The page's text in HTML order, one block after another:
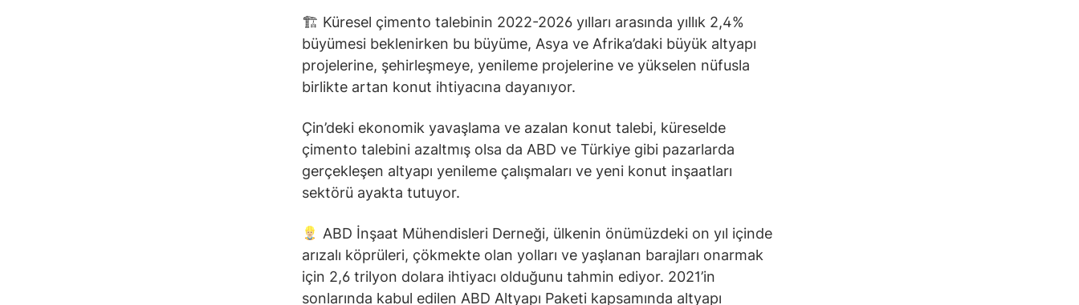
🏗 Küresel çimento talebinin 2022-2026 yılları arasında yıllık 2,4%
büyümesi beklenirken bu büyüme, Asya ve Afrika’daki büyük altyapı
projelerine, şehirleşmeye, yenileme projelerine ve yükselen nüfusla
birlikte artan konut ihtiyacına dayanıyor.
Çin’deki ekonomik yavaşlama ve azalan konut talebi, küreselde
çimento talebini azaltmış olsa da ABD ve Türkiye gibi pazarlarda
gerçekleşen altyapı yenileme çalışmaları ve yeni konut inşaatları
sektörü ayakta tutuyor.
ABD İnşaat Mühendisleri Derneği, ülkenin önümüzdeki on yıl içinde
arızalı köprüleri, çökmekte olan yolları ve yaşlanan barajları onarmak
için 2,6 trilyon dolara ihtiyacı olduğunu tahmin ediyor. 2021’in
sonlarında kabul edilen ABD Altyapı Paketi kapsamında altyapı